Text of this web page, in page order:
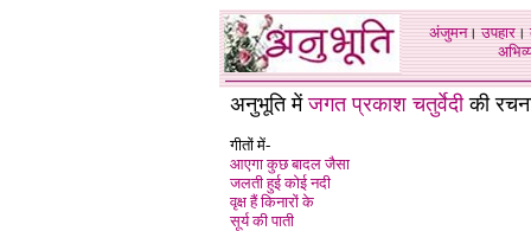
अंजुमन।उपहार।
अनुभूति मेंजगत प्रकाश चतुर्वेदी की
गीतों में-
आएगा कुछ बादल जैसा
जलती हुई कोई नदी
वृक्ष हैं किनारों के
सूर्य की पाती